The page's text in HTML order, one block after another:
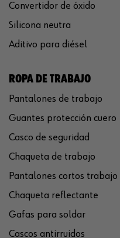
Convertidor de óxido
Silicona neutra
Aditivo para diésel
ROPA DE TRABAJO
Pantalones de trabajo
Guantes protección cuero
Casco de seguridad
Chaqueta de trabajo
Pantalones cortos trabajo
Chaqueta reflectante
Gafas para soldar
Cascos antirruidos